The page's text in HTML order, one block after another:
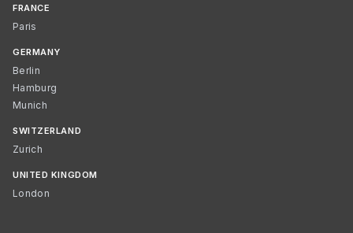
FRANCE
Paris
GERMANY
Berlin
Hamburg
Munich
SWITZERLAND
Zurich
UNITED KINGDOM
London